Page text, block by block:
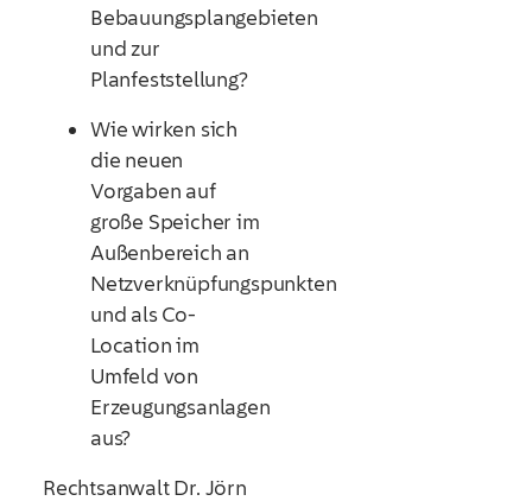
Bebauungsplangebieten
und zur
Planfeststellung?
Wie wirken sich
die neuen
Vorgaben auf
große Speicher im
Außenbereich an
Netzverknüpfungspunkten
und als Co-
Location im
Umfeld von
Erzeugungsanlagen
aus?
Rechtsanwalt Dr. Jörn